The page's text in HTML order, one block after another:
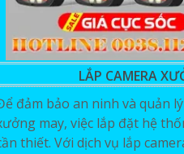
LẮP CAMERA
đảm bảo an ninh và quản
may, việc lắp đặt hệ
thiết. Với dịch vụ lắp